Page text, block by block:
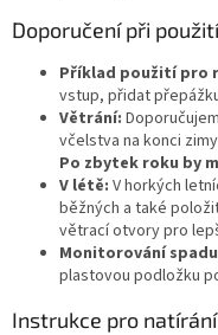
Doporučení při použití
Příklad použití pro
vstup, přidat
Větrání:
včelstva na konci
Po zbytek roku by
V létě: V horkých
běžných a také
větrací otvory pro
Monitorování
plastovou podložku
Instrukce pro natírání